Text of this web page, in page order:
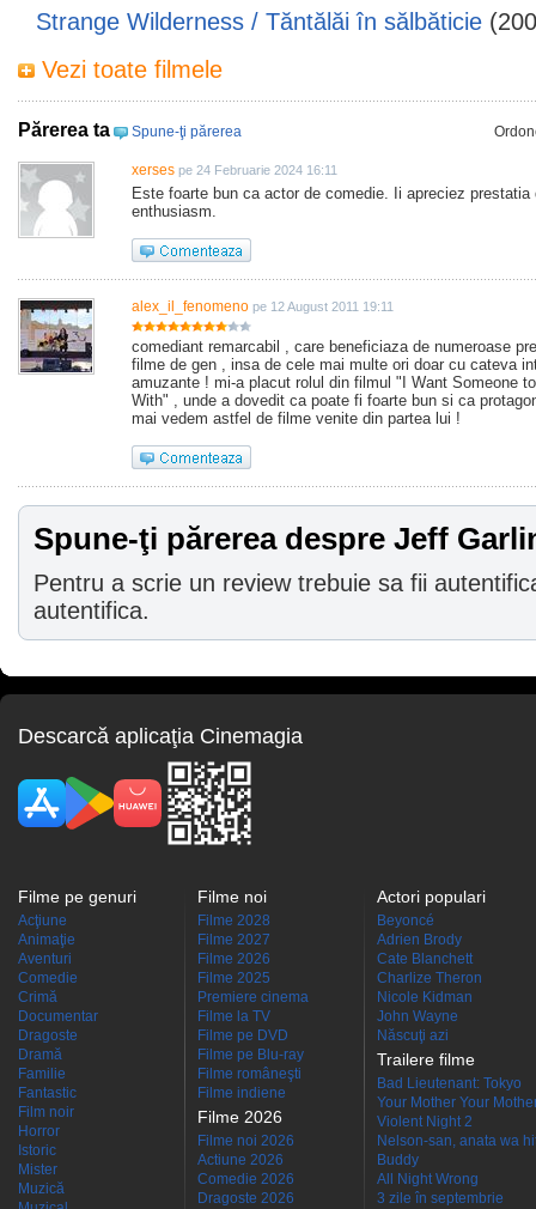
Strange Wilderness / Tăntălăi în sălbăticie
Vezi toate filmele
Părerea ta Spune-ţi părerea
xerses pe 24 Februarie 2024 16:11
Este foarte bun ca actor de comedie. Ii apreciez prestatia
enthusiasm.
alex_il_fenomeno pe 12 August 2011 19:11
comediant remarcabil , care beneficiaza de numeroase
filme de gen , insa de cele mai multe ori doar cu cateva
amuzante ! mi-a placut rolul din filmul "I Want Someone
With" , unde a dovedit ca poate fi foarte bun si ca
mai vedem astfel de filme venite din partea lui !
Spune-ţi părerea despre Jeff
Pentru a scrie un review trebuie sa fii
autentifica.
Descarcă aplicaţia Cinemagia
Filme pe genuri
Acţiune
Animaţie
Aventuri
Comedie
Crimă
Documentar
Dragoste
Dramă
Familie
Fantastic
Film noir
Horror
Istoric
Mister
Muzică
Filme noi
Filme 2028
Filme 2027
Filme 2026
Filme 2025
Premiere cinema
Filme la TV
Filme pe DVD
Filme pe Blu-ray
Filme româneşti
Filme indiene
Filme 2026
Filme noi 2026
Actiune 2026
Comedie 2026
Dragoste 2026
Actori populari
Beyoncé
Adrien Brody
Cate Blanchett
Charlize Theron
Nicole Kidman
John Wayne
Născuţi azi
Trailere filme
Bad Lieutenant: Tokyo
Your Mother Your
Violent Night 2
Nelson-san, anata wa
Buddy
All Night Wrong
3 zile în septembrie